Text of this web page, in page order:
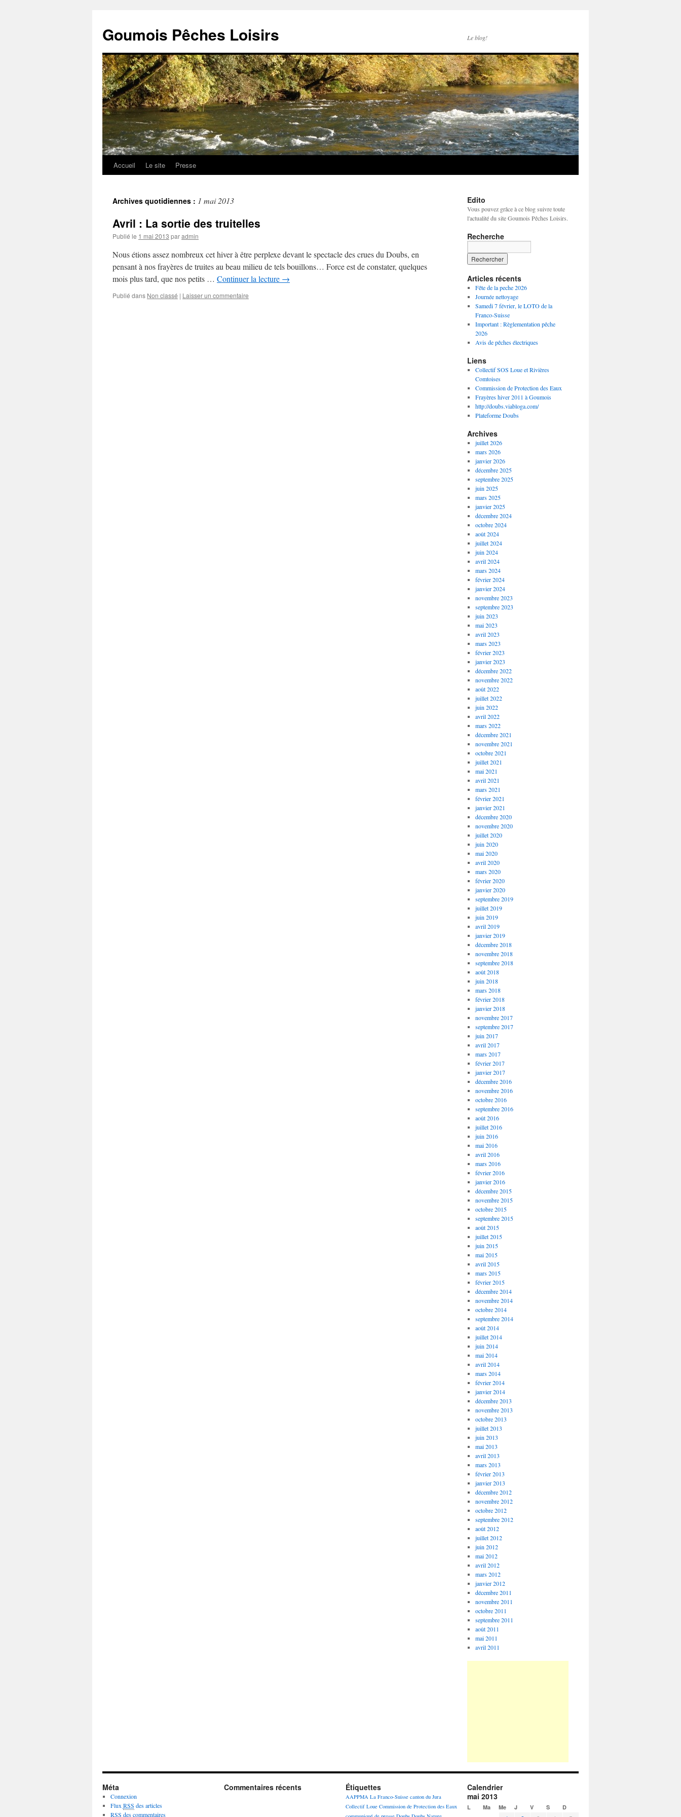
Goumois Pêches Loisirs Le blog!
Aller
contenu
Accueil Le site Presse
Archives quotidiennes : 1 mai 2013
Avril : La sortie des truitelles
Publié le 1 mai 2013 paradmin
Nous étions assez nombreux cet hiver à être perplexe devant le spectacle des crues du Doubs, en
pensant à nos frayères de truites au beau milieu de tels bouillons… Force est de constater, quelques
mois plus tard, que nos petits … Continuer la lecture →
Publié dans Non classé | Laisser un commentaire
Edito
Vous pouvez grâce à ce blog suivre toute
l'actualité du site Goumois Pêches Loisirs.
Recherche
Articles récents
Fête de la peche 2026
Journée nettoyage
Samedi 7 février, le LOTO de la
Franco-Suisse
Important : Règlementation pêche
2026
Avis de pêches électriques
Liens
Collectif SOS Loue et Rivières
Comtoises
Commission de Protection des Eaux
Frayères hiver 2011 à Goumois
http://doubs.viabloga.com/
Plateforme Doubs
Archives
juillet 2026
mars 2026
janvier 2026
décembre 2025
septembre 2025
juin 2025
mars 2025
janvier 2025
décembre 2024
octobre 2024
août 2024
juillet 2024
juin 2024
avril 2024
mars 2024
février 2024
janvier 2024
novembre 2023
septembre 2023
juin 2023
mai 2023
avril 2023
mars 2023
février 2023
janvier 2023
décembre 2022
novembre 2022
août 2022
juillet 2022
juin 2022
avril 2022
mars 2022
décembre 2021
novembre 2021
octobre 2021
juillet 2021
mai 2021
avril 2021
mars 2021
février 2021
janvier 2021
décembre 2020
novembre 2020
juillet 2020
juin 2020
mai 2020
avril 2020
mars 2020
février 2020
janvier 2020
septembre 2019
juillet 2019
juin 2019
avril 2019
janvier 2019
décembre 2018
novembre 2018
septembre 2018
août 2018
juin 2018
mars 2018
février 2018
janvier 2018
novembre 2017
septembre 2017
juin 2017
avril 2017
mars 2017
février 2017
janvier 2017
décembre 2016
novembre 2016
octobre 2016
septembre 2016
août 2016
juillet 2016
juin 2016
mai 2016
avril 2016
mars 2016
février 2016
janvier 2016
décembre 2015
novembre 2015
octobre 2015
septembre 2015
août 2015
juillet 2015
juin 2015
mai 2015
avril 2015
mars 2015
février 2015
décembre 2014
novembre 2014
octobre 2014
septembre 2014
août 2014
juillet 2014
juin 2014
mai 2014
avril 2014
mars 2014
février 2014
janvier 2014
décembre 2013
novembre 2013
octobre 2013
juillet 2013
juin 2013
mai 2013
avril 2013
mars 2013
février 2013
janvier 2013
décembre 2012
novembre 2012
octobre 2012
septembre 2012
août 2012
juillet 2012
juin 2012
mai 2012
avril 2012
mars 2012
janvier 2012
décembre 2011
novembre 2011
octobre 2011
septembre 2011
août 2011
mai 2011
avril 2011
Méta
Connexion
Flux RSS des articles
RSS des commentaires
Commentaires récents Étiquettes
AAPPMA La Franco-Suisse canton du Jura
Collectif Loue Commission de Protection des Eaux
Calendrier
mai 2013
L Ma Me J V S D